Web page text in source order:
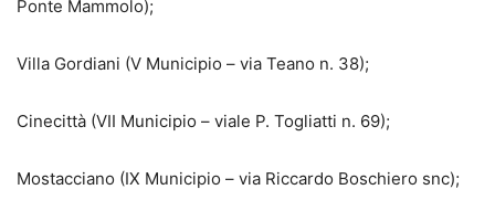
Ponte Mammolo);
Villa Gordiani (V Municipio – via Teano n. 38);
Cinecittà (VII Municipio – viale P. Togliatti n. 69);
Mostacciano (IX Municipio – via Riccardo Boschiero snc);